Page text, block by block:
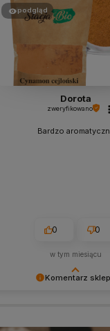
Komentarz
o naszym sklepie!
podgląd
Dorota
zweryfikowano
Bardzo
0 0
w tym miesiącu